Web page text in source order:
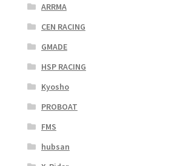
ARRMA
CEN RACING
GMADE
HSP RACING
Kyosho
PROBOAT
FMS
hubsan